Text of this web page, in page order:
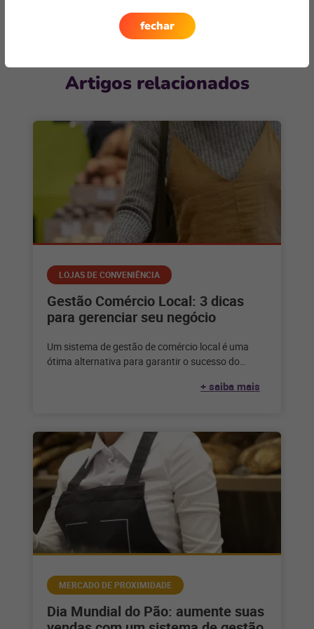
Artigos relacionados
LOJAS DE CONVENIÊNCIA
Gestão Comércio Local: 3 dicas
para gerenciar seu negócio
Um sistema de gestão de comércio local é uma
ótima alternativa para garantir o sucesso do
+ saiba mais
MERCADO DE PROXIMIDADE
Dia Mundial do Pão: aumente suas
fechar